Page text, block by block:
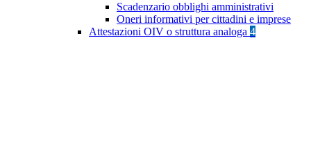
Scadenzario obblighi amministrativi
Oneri informativi per cittadini e imprese
Attestazioni OIV o struttura analoga 4